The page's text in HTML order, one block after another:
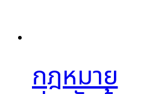
กฎหมาย